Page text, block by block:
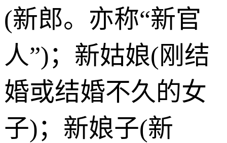
(新郎。亦称“新官
人”)；新姑娘(刚结
婚或结婚不久的女
子)；新娘子(新